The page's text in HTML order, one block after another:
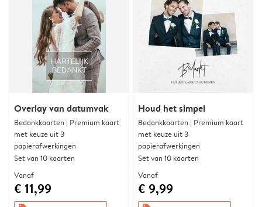
Overlay van datumvak
Bedankkaarten | Premium kaart
met keuze uit 3
papierafwerkingen
Set van 10 kaarten
Vanaf
€ 11,99
Houd het simpel
Bedankkaarten | Premium kaart
met keuze uit 3
papierafwerkingen
Set van 10 kaarten
Vanaf
€ 9,99